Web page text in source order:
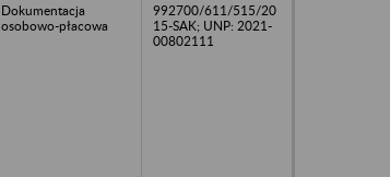
Dokumentacja
osobowo-płacowa
992700/611/515/20
15-SAK; UNP: 2021-
00802111